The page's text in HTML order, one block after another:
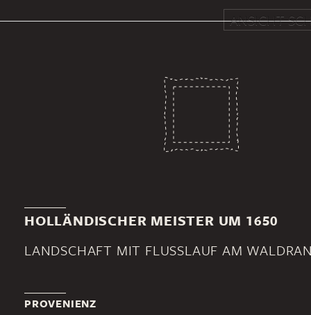
ANSICHT
HOLLÄNDISCHER MEISTER UM 1650
LANDSCHAFT MIT FLUSSLAUF AM
PROVENIENZ